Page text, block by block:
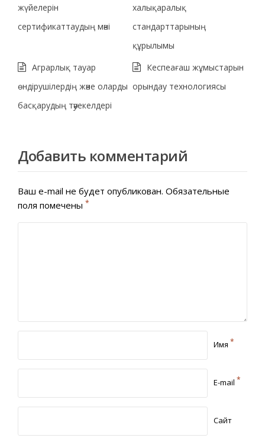
жүйелерін
сертификаттаудың мәні
халықаралық
стандарттарының
құрылымы
Аграрлық тауар
өндірушілердің және оларды
басқарудың тәуекелдері
Кеспеағаш жұмыстарын
орындау технологиясы
Добавить комментарий
Ваш e-mail не будет опубликован. Обязательные
поля помечены *
Имя *
E-mail *
Сайт